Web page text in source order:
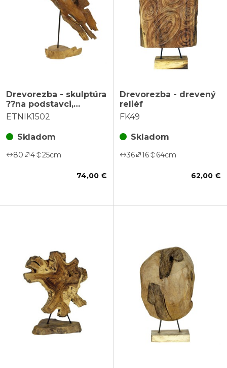
Drevorezba - skulptúra
??na podstavci,
abstraktné
ETNIK1502
Skladom
80 4 25cm
74,00 €
Drevorezba - drevený
reliéf
FK49
Skladom
36 16 64cm
62,00 €